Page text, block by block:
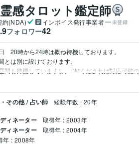
感タロット鑑定師
約(NDA) インボイス発行事業者 未登録
フォロワー42
　20時から24時は概ね待機しております。
とは別に設けております。
間も待機していますし、DMくだされば対応可能の
その他 / 占い師 経験年数 : 20年
ィネーター 取得年 : 2003年
ィネーター 取得年 : 2004年
年 : 2008年